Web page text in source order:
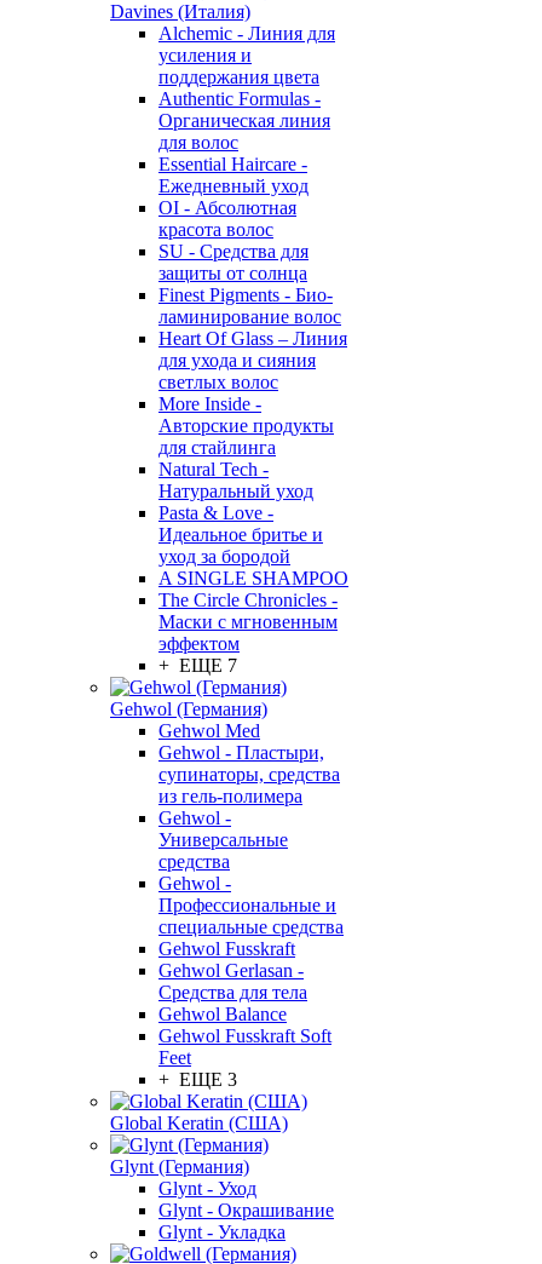
Davines (Италия)
Alchemic - Линия для
усиления и
поддержания цвета
Authentic Formulas -
Органическая линия
для волос
Essential Haircare -
Eжедневный уход
OI - Абсолютная
красота волос
SU - Средства для
защиты от солнца
Finest Pigments - Био-
ламинирование волос
Heart Of Glass – Линия
для ухода и сияния
светлых волос
More Inside -
Авторские продукты
для стайлинга
Natural Tech -
Натуральный уход
Pasta & Love -
Идеальное бритье и
уход за бородой
A SINGLE SHAMPOO
The Circle Chronicles -
Маски с мгновенным
эффектом
+ ЕЩЕ 7
Gehwol (Германия)
Gehwol Med
Gehwol - Пластыри,
супинаторы, средства
из гель-полимера
Gehwol -
Универсальные
средства
Gehwol -
Профессиональные и
специальные средства
Gehwol Fusskraft
Gehwol Gerlasan -
Средства для тела
Gehwol Balance
Gehwol Fusskraft Soft
Feet
+ ЕЩЕ 3
Global Keratin (США)
Glynt (Германия)
Glynt - Уход
Glynt - Окрашивание
Glynt - Укладка